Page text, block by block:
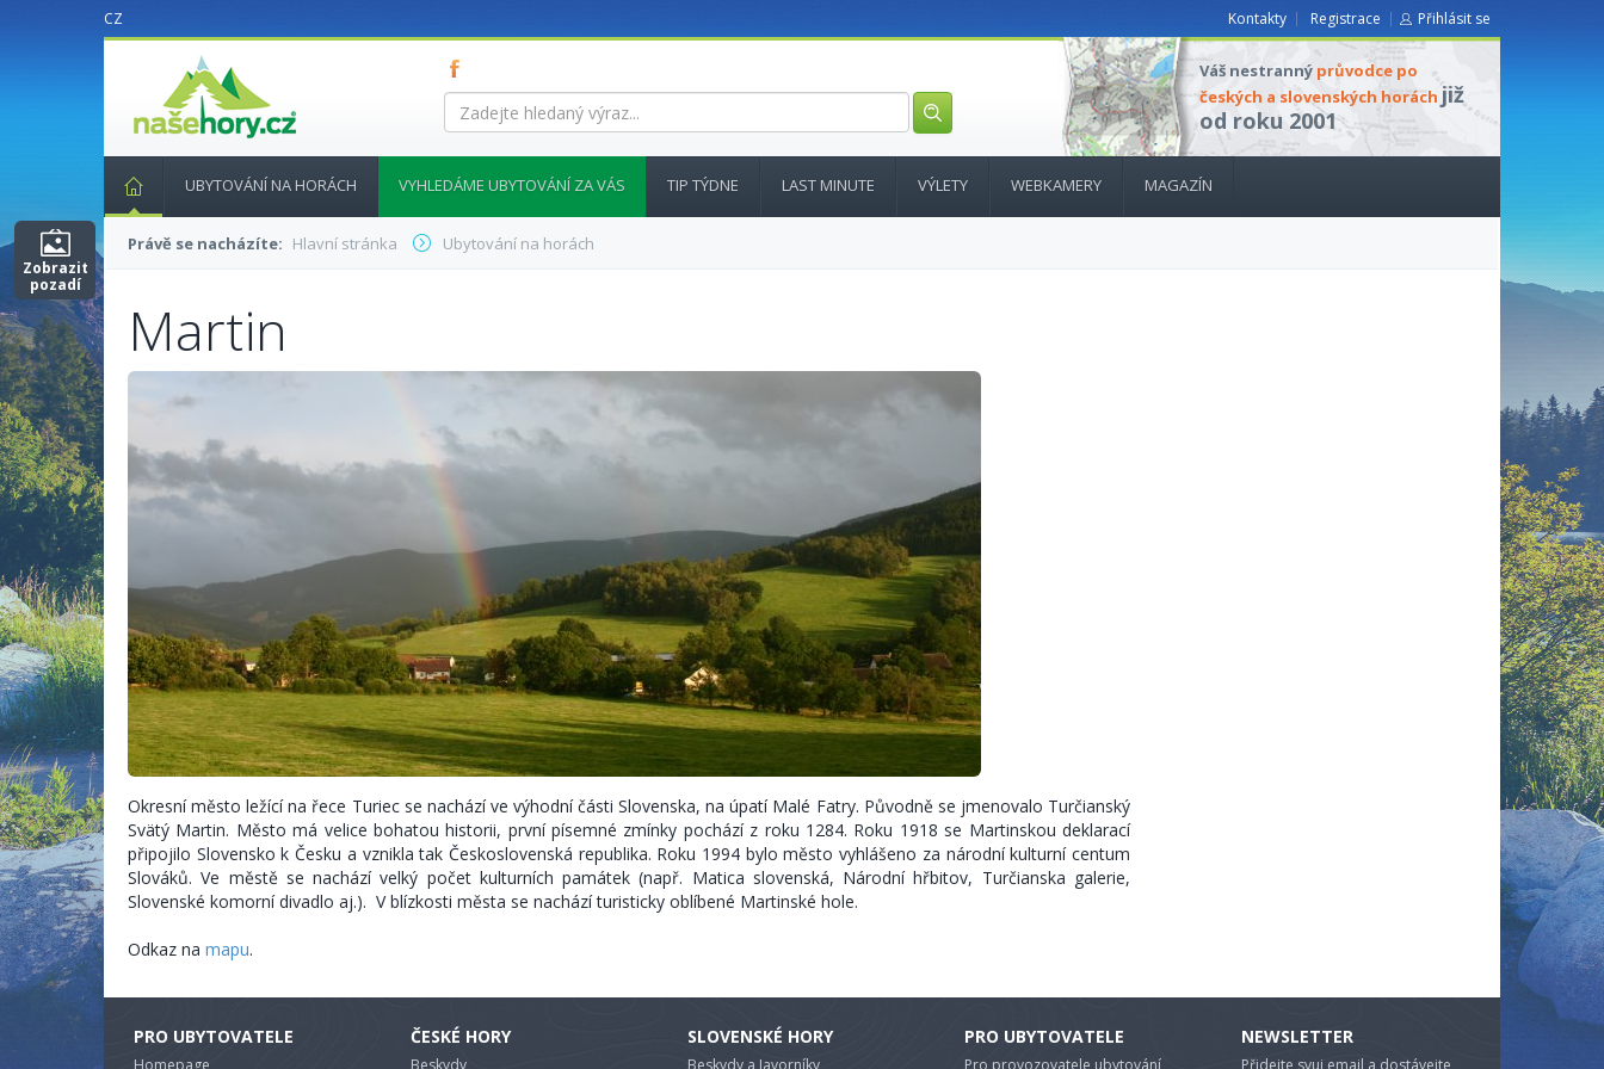
CZ Kontakty Registrace Přihlásit se
nasehory.cz
Zadejte
hledaný
Váš nestranný průvodce po
českých a slovenských horách již
od roku 2001
UBYTOVÁNÍ NA HORÁCH VYHLEDÁME UBYTOVÁNÍ ZA VÁS TIP TÝDNE LAST MINUTE VÝLETY WEBKAMERY MAGAZÍN
Právě se nacházíte: Hlavní stránka Ubytování na horách
Martin
Okresní město ležící na řece Turiec se nachází ve výhodní části Slovenska, na úpatí Malé Fatry. Původně se jmenovalo Turčianský
Svätý Martin. Město má velice bohatou historii, první písemné zmínky pochází z roku 1284. Roku 1918 se Martinskou deklarací
připojilo Slovensko k Česku a vznikla tak Československá republika. Roku 1994 bylo město vyhlášeno za národní kulturní centum
Slováků. Ve městě se nachází velký počet kulturních památek (např. Matica slovenská, Národní hřbitov, Turčianska galerie,
Slovenské komorní divadlo aj.). V blízkosti města se nachází turisticky oblíbené Martinské hole.
Odkaz na mapu.
PRO UBYTOVATELE
Homepage
ČESKÉ HORY
Beskydy
SLOVENSKÉ HORY
Beskydy a Javorníky
PRO UBYTOVATELE
Pro provozovatele ubytování
NEWSLETTER
Přidejte svuj email a dostávejte
Zobrazit
pozadí